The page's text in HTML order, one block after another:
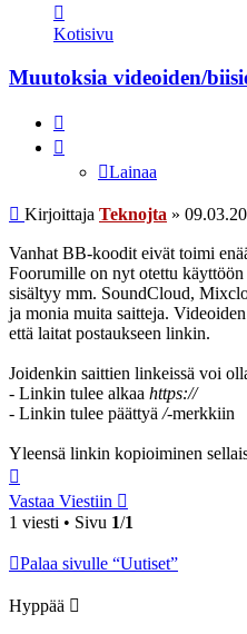
Teknojta
Kotisivu
Muutoksia videoiden/
Lainaa
Viesti
Kirjoittaja Teknojta »
Vanhat BB-koodit eivät toimi
Foorumille on nyt otettu
sisältyy mm. SoundCloud,
ja monia muita saitteja.
että laitat postaukseen linkin.
Joidenkin saittien linkeissä voi
- Linkin tulee alkaa https://
- Linkin tulee päättyä /-merkkiin
Yleensä linkin kopioiminen
Vastaa Viestiin
1 viesti • Sivu 1/1
Palaa sivulle “Uutiset”
Hyppää